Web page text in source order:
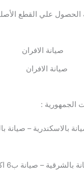
علي القطع
صيانة الافران
:
بالاسكندرية – صيانة